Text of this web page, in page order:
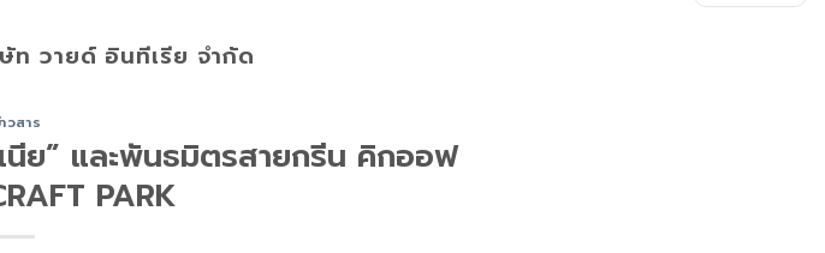
ท วายด์ อินทีเรีย จำกัด
วสาร
นีย” และพันธมิตรสายกรีน คิกออฟ
PARK